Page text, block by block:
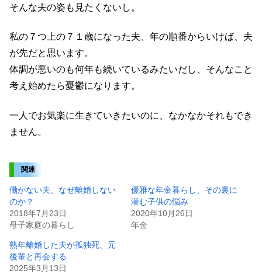
そんな夫の姿も見たくないし。
私の７つ上の７１歳になった夫、年の順番からいけば、夫
が先だと思います。
体調が悪いのも何年も続いているみたいだし、そんなこと
考え始めたら憂鬱になります。
一人でお気楽に生きていきたいのに、なかなかそれもでき
ません。
関連
働かない夫、なぜ離婚しない
のか？
2018年7月23日
母子家庭の暮らし
優雅な年金暮らし、その裏に
潜む子供の悩み
2020年10月26日
年金
熟年離婚した夫が孤独死、元
後輩と再会する
2025年3月13日